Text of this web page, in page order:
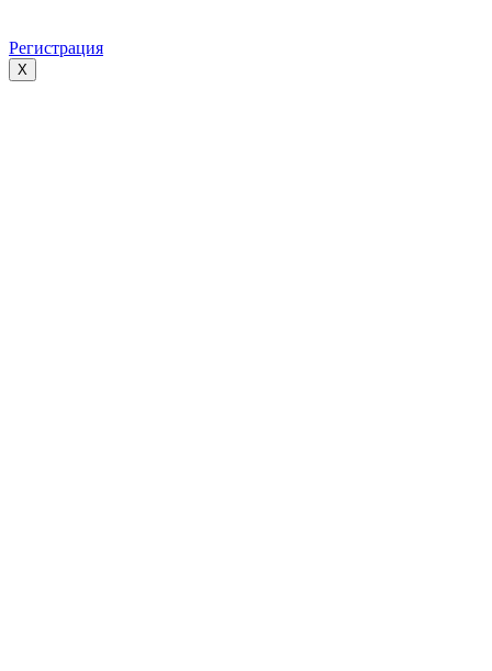
Регистрация
X